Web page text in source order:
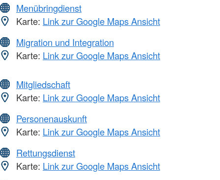
Menübringdienst
Karte: Link zur Google Maps Ansicht
Migration und Integration
Karte: Link zur Google Maps Ansicht
Mitgliedschaft
Karte: Link zur Google Maps Ansicht
Personenauskunft
Karte: Link zur Google Maps Ansicht
Rettungsdienst
Karte: Link zur Google Maps Ansicht